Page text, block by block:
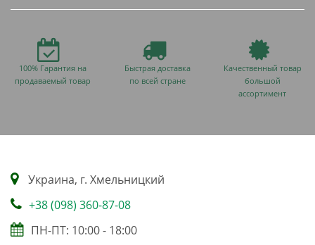
100% Гарантия на
продаваемый товар
Быстрая доставка
по всей стране
Качественный товар
большой
ассортимент
Украина, г. Хмельницкий
+38 (098) 360-87-08
ПН-ПТ: 10:00 - 18:00